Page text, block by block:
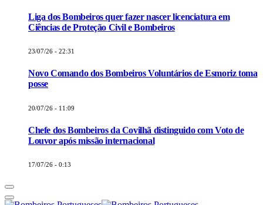
Liga dos Bombeiros quer fazer nascer licenciatura em
Ciências de Proteção Civil e Bombeiros
23/07/26 - 22:31
Novo Comando dos Bombeiros Voluntários de Esmoriz toma
posse
20/07/26 - 11:09
Chefe dos Bombeiros da Covilhã distinguido com Voto de
Louvor após missão internacional
17/07/26 - 0:13